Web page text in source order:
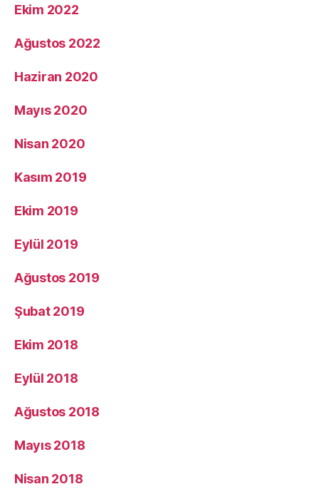
Ekim 2022
Ağustos 2022
Haziran 2020
Mayıs 2020
Nisan 2020
Kasım 2019
Ekim 2019
Eylül 2019
Ağustos 2019
Şubat 2019
Ekim 2018
Eylül 2018
Ağustos 2018
Mayıs 2018
Nisan 2018